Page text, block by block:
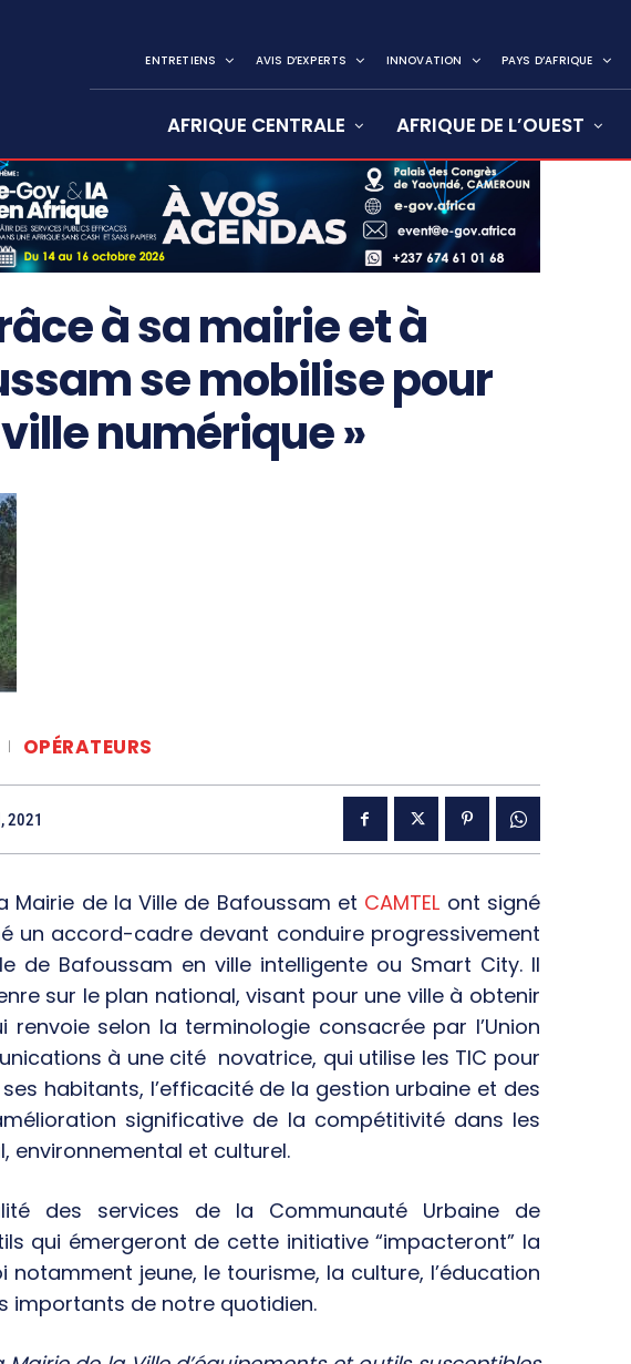
ENTRETIENS AVIS D’EXPERTS INNOVATION PAYS D’AFRIQUE
AFRIQUE CENTRALE AFRIQUE DE L’OUEST
à sa mairie et à
se mobilise pour
numérique »
OPÉRATEURS
2021
Mairie de la Ville de Bafoussam et CAMTEL ont signé
un accord-cadre devant conduire progressivement
de Bafoussam en ville intelligente ou Smart City. Il
sur le plan national, visant pour une ville à obtenir
renvoie selon la terminologie consacrée par l’Union
à une cité novatrice, qui utilise les TIC pour
habitants, l’efficacité de la gestion urbaine et des
significative de la compétitivité dans les
environnemental et culturel.
des services de la Communauté Urbaine de
qui émergeront de cette initiative “impacteront” la
notamment jeune, le tourisme, la culture, l’éducation
importants de notre quotidien.